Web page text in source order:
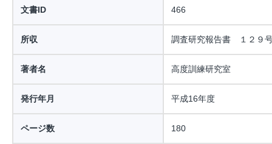
文書ID 466
所収 調査研究報告書 １２９
著者名 高度訓練研究室
発行年月 平成16年度
ページ数 180